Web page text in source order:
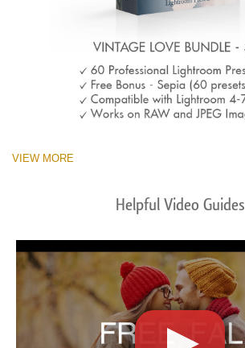
VIEW MORE
Helpful Video Guides